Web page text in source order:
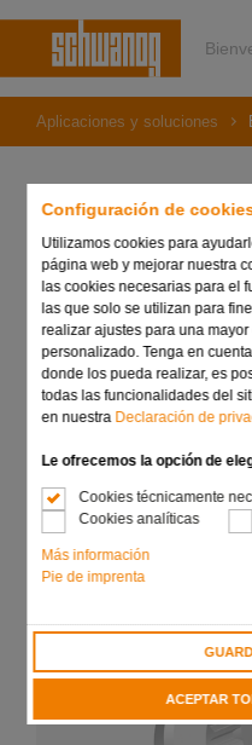
Configuración de
Utilizamos cookies para
página web y mejorar nuestra
las cookies necesarias para el
las que solo se utilizan para
realizar ajustes para una
personalizado. Tenga en
donde los pueda realizar, es
todas las funcionalidades del
en nuestra Declaración de
Le ofrecemos la opción de
Cookies técnicamente
Cookies analíticas
Más información
Pie de imprenta
ACEPTAR
Aplicaciones y soluciones
Brochado /
Las herramientas de
para engranajes,
complemento eficaz del
piezas en torno.
Por ejemplo, en un torno
complejas, ranurados o
máquinas; así como el
estos.